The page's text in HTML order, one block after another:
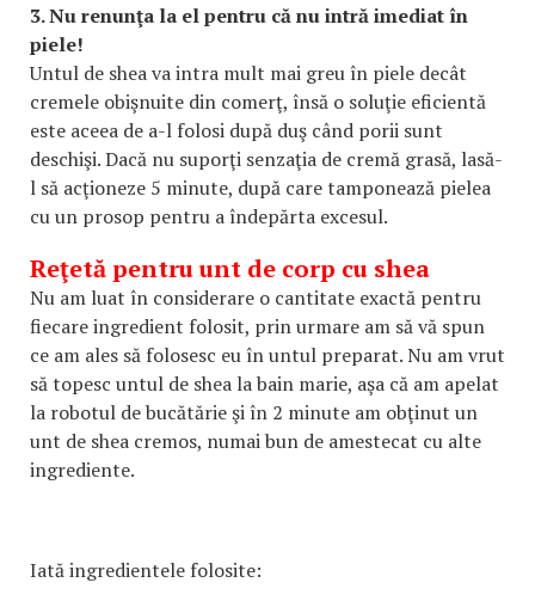
3. Nu renunţa la el pentru că nu intră imediat în
piele!
Untul de shea va intra mult mai greu în piele decât
cremele obişnuite din comerţ, însă o soluţie eficientă
este aceea de a-l folosi după duş când porii sunt
deschişi. Dacă nu suporţi senzaţia de cremă grasă, lasă-
l să acţioneze 5 minute, după care tamponează pielea
cu un prosop pentru a îndepărta excesul.
Reţetă pentru unt de corp cu shea
Nu am luat în considerare o cantitate exactă pentru
fiecare ingredient folosit, prin urmare am să vă spun
ce am ales să folosesc eu în untul preparat. Nu am vrut
să topesc untul de shea la bain marie, aşa că am apelat
la robotul de bucătărie şi în 2 minute am obţinut un
unt de shea cremos, numai bun de amestecat cu alte
ingrediente.
Iată ingredientele folosite: